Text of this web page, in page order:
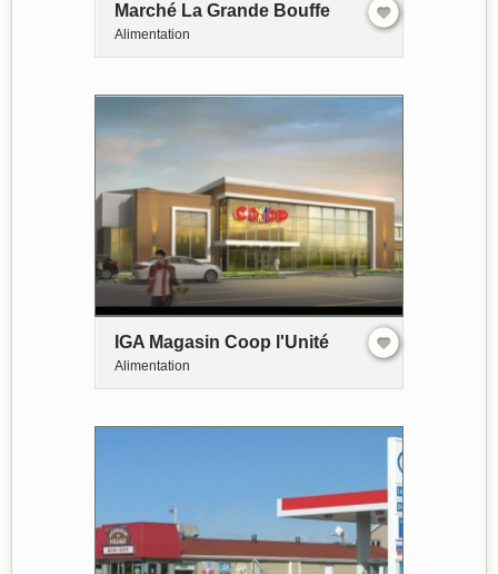
Marché La Grande Bouffe
Alimentation
IGA Magasin Coop l'Unité
Alimentation